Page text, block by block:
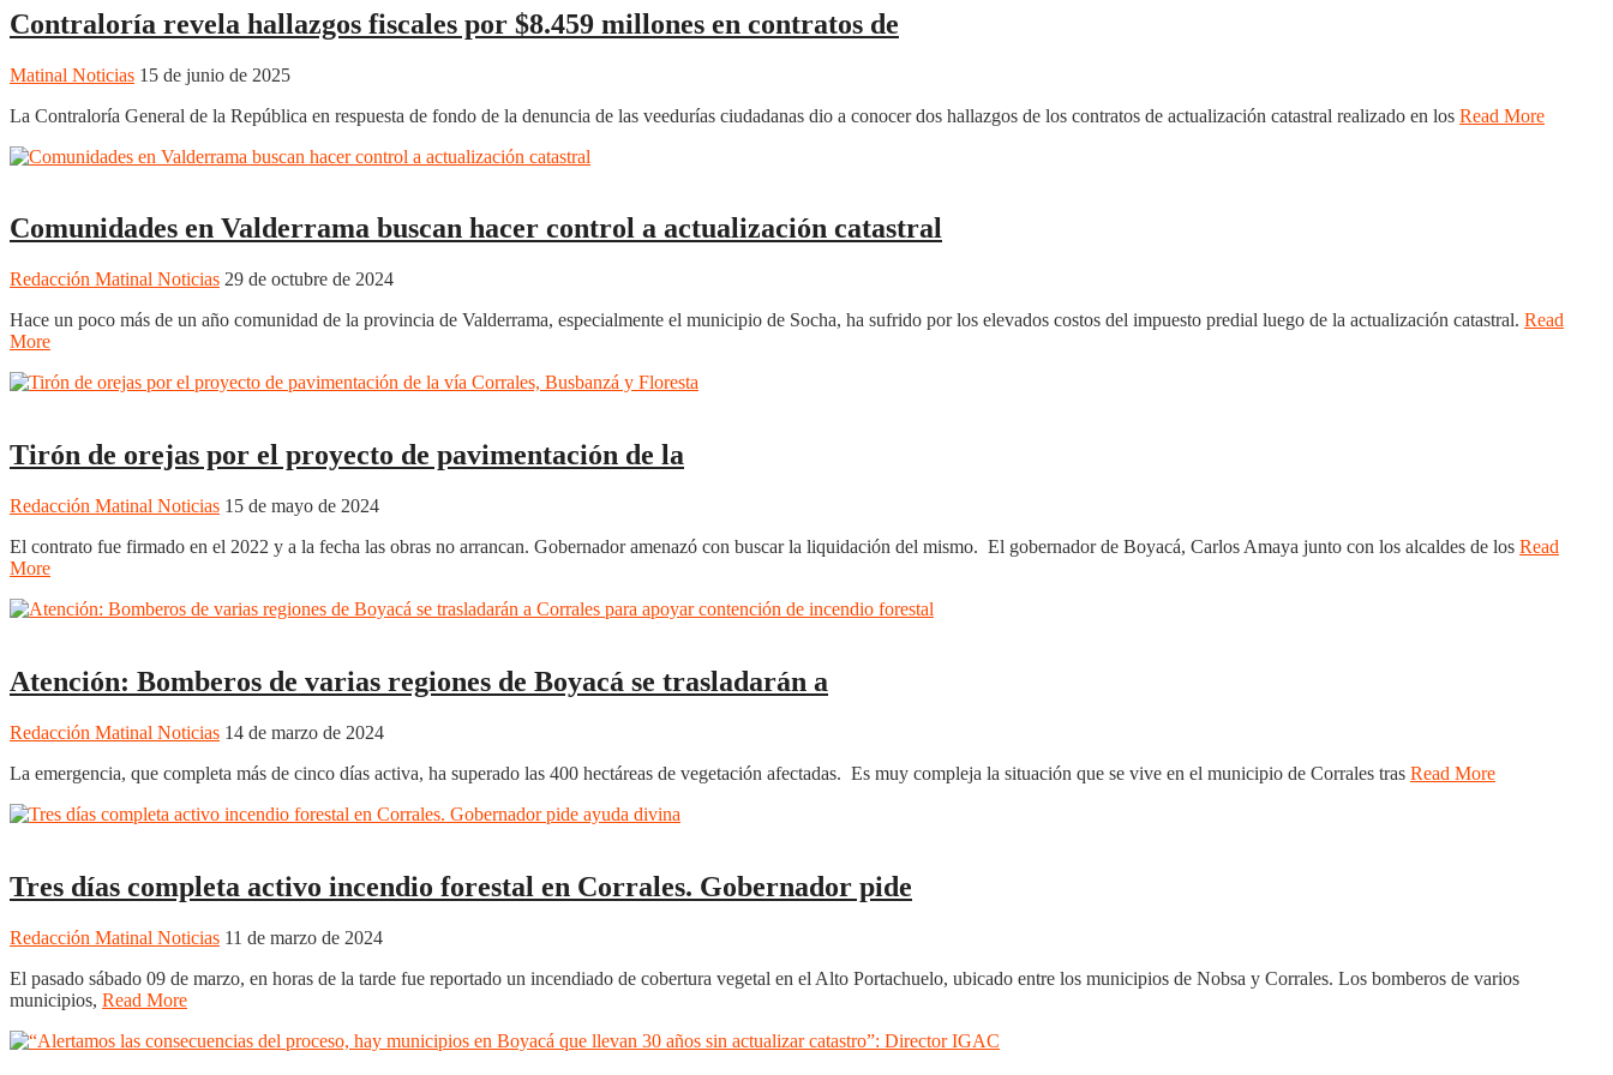
Contraloría revela hallazgos fiscales por $8.459 millones en contratos de
Matinal Noticias 15 de junio de 2025
La Contraloría General de la República en respuesta de fondo de la denuncia de las veedurías ciudadanas dio a conocer dos hallazgos de los contratos de actualización catastral realizado en los Read More
Comunidades en Valderrama buscan hacer control a actualización catastral
Redacción Matinal Noticias 29 de octubre de 2024
Hace un poco más de un año comunidad de la provincia de Valderrama, especialmente el municipio de Socha, ha sufrido por los elevados costos del impuesto predial luego de la actualización catastral. Read
More
Tirón de orejas por el proyecto de pavimentación de la
Redacción Matinal Noticias 15 de mayo de 2024
El contrato fue firmado en el 2022 y a la fecha las obras no arrancan. Gobernador amenazó con buscar la liquidación del mismo. El gobernador de Boyacá, Carlos Amaya junto con los alcaldes de los Read
More
Atención: Bomberos de varias regiones de Boyacá se trasladarán a
Redacción Matinal Noticias 14 de marzo de 2024
La emergencia, que completa más de cinco días activa, ha superado las 400 hectáreas de vegetación afectadas. Es muy compleja la situación que se vive en el municipio de Corrales tras Read More
Tres días completa activo incendio forestal en Corrales. Gobernador pide
Redacción Matinal Noticias 11 de marzo de 2024
El pasado sábado 09 de marzo, en horas de la tarde fue reportado un incendiado de cobertura vegetal en el Alto Portachuelo, ubicado entre los municipios de Nobsa y Corrales. Los bomberos de varios
municipios, Read More